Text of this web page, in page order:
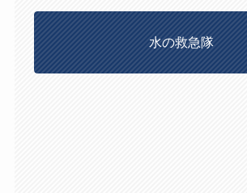
水の救急隊